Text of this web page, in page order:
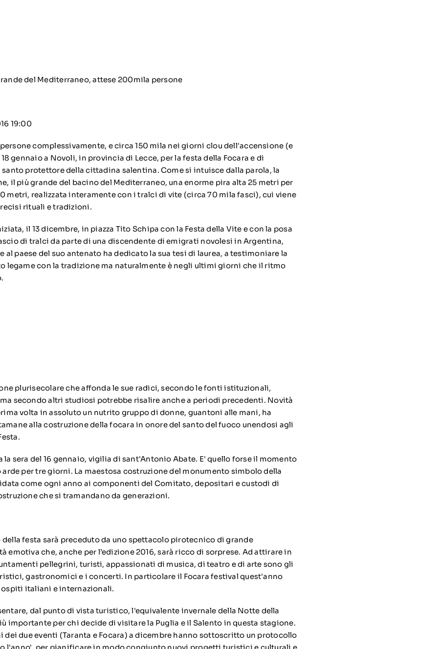
19:00
complessivamente, e circa 150 mila nei giorni clou dell'accensione (e
gennaio a Novoli, in provincia di Lecce, per la festa della Focara e di
protettore della cittadina salentina. Come si intuisce dalla parola, la
il più grande del bacino del Mediterraneo, una enorme pira alta 25 metri per
metri, realizzata interamente con i tralci di vite (circa 70 mila fasci), cui viene
rituali e tradizioni.
il 13 dicembre, in piazza Tito Schipa con la Festa della Vite e con la posa
di tralci da parte di una discendente di emigrati novolesi in Argentina,
al paese del suo antenato ha dedicato la sua tesi di laurea, a testimoniare la
legame con la tradizione ma naturalmente è negli ultimi giorni che il ritmo
plurisecolare che affonda le sue radici, secondo le fonti istituzionali,
secondo altri studiosi potrebbe risalire anche a periodi precedenti. Novità
volta in assoluto un nutrito gruppo di donne, guantoni alle mani, ha
alla costruzione della focara in onore del santo del fuoco unendosi agli
la sera del 16 gennaio, vigilia di sant'Antonio Abate. E' quello forse il momento
per tre giorni. La maestosa costruzione del monumento simbolo della
come ogni anno ai componenti del Comitato, depositari e custodi di
che si tramandano da generazioni.
festa sarà preceduto da uno spettacolo pirotecnico di grande
emotiva che, anche per l’edizione 2016, sarà ricco di sorprese. Ad attirare in
pellegrini, turisti, appassionati di musica, di teatro e di arte sono gli
gastronomici e i concerti. In particolare il Focara festival quest'anno
italiani e internazionali.
dal punto di vista turistico, l'equivalente invernale della Notte della
importante per chi decide di visitare la Puglia e il Salento in questa stagione.
dei due eventi (Taranta e Focara) a dicembre hanno sottoscritto un protocollo